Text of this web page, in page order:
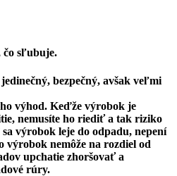
čo sľubuje.
bezpečný, avšak veľmi
výhod. Keďže výrobok je
nemusíte ho riediť a tak riziko
výrobok leje do odpadu, nepení
výrobok nemôže na rozdiel od
upchatie zhoršovať a
rúry.